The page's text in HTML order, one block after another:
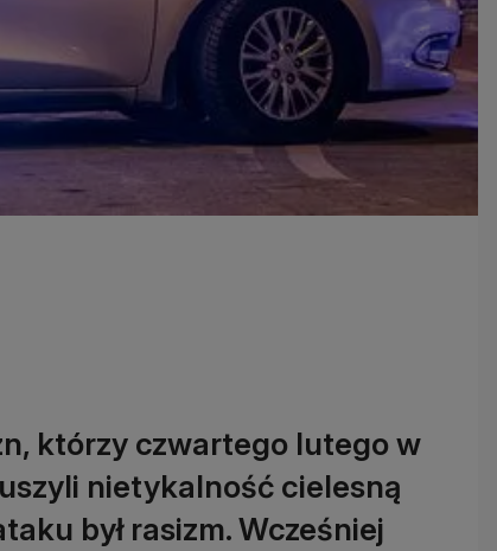
którzy czwartego lutego w
nietykalność cielesną
był rasizm. Wcześniej